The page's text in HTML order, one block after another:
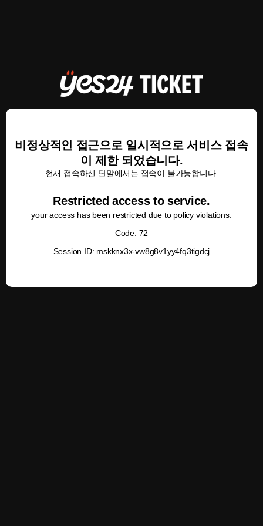
비정상적인 접근으로 일시적으로 서비스 접속
이 제한 되었습니다.
현재 접속하신 단말에서는 접속이 불가능합니다.
Restricted access to service.
your access has been restricted due to policy violations.
Code: 72
Session ID: mskknx3x-vw8g8v1yy4fq3tigdcj